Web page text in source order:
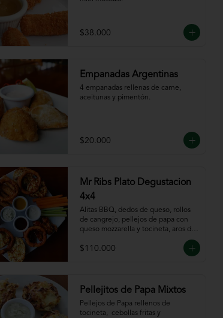
$38.000
Empanadas Argentinas
4 empanadas rellenas de carne,
aceitunas y pimentón.
$20.000
Mr Ribs Plato Degustacion
4x4
Alitas BBQ, dedos de queso, rollos
de cangrejo, pellejos de papa con
queso mozzarella y tocineta, aros de
apio, acompañado de nuestras
$110.000
Pellejitos de Papa Mixtos
Pellejos de Papa rellenos de
tocineta,  cebollas fritas y